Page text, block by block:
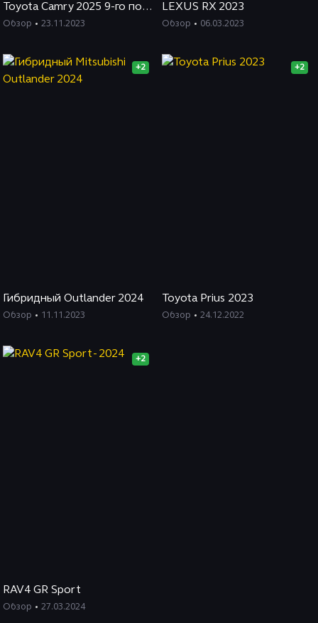
Toyota Camry 2025 9-го поколения
Обзор 23.11.2023
LEXUS RX 2023
Обзор 06.03.2023
+2
Гибридный Outlander 2024
Обзор 11.11.2023
+2
Toyota Prius 2023
Обзор 24.12.2022
+2
RAV4 GR Sport
Обзор 27.03.2024